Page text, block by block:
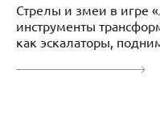
Стрелы и змеи в игре
инструменты
как эскалаторы,